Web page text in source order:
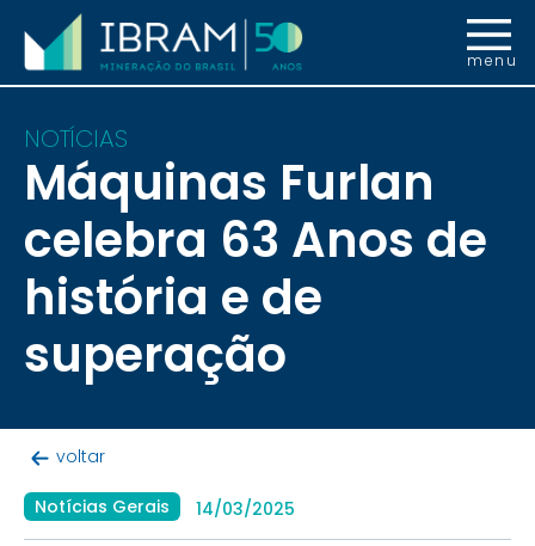
menu
NOTÍCIAS
Máquinas Furlan
celebra 63 Anos de
história e de
superação
voltar
Notícias Gerais 14/03/2025